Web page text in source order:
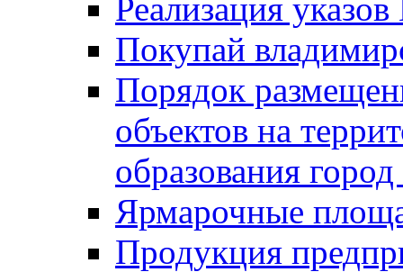
Реализация
Покупай
Порядок
объектов на
образования
Ярмарочные
Продукция